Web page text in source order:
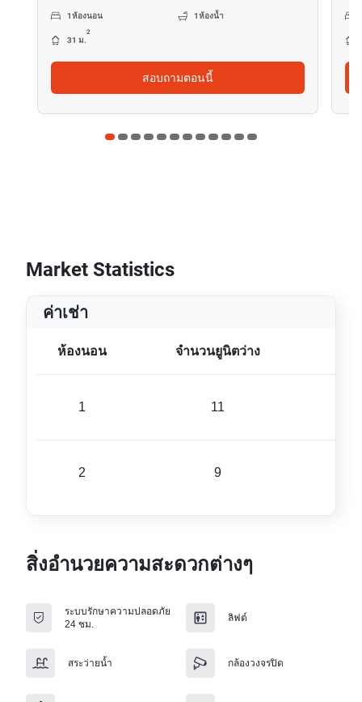
1ห้องนอน 1ห้องน้ำ
31 ม.
2
สอบถามตอนนี้
Market Statistics
ค่าเช่า
ห้องนอน จำนวนยูนิตว่าง
1 11
2 9
สิ่งอำนวยความสะดวกต่างๆ
ระบบรักษาความปลอดภัย
24 ชม.
ลิฟต์
สระว่ายน้ำ กล้องวงจรปิด